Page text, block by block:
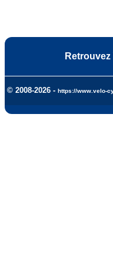
© 2008-2026 - https://www.velo-